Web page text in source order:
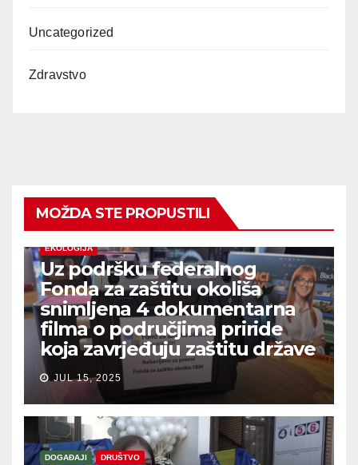
Uncategorized
Zdravstvo
MOŽDA STE PROPUSTILI
EKOLOGIJA
Uz podršku federalnog
Fonda za zaštitu okoliša
snimljena 4 dokumentarna
filma o područjima priride
koja zavrjeđuju zaštitu države
JUL 15, 2025
DOGAĐAJI DRUŠTVO